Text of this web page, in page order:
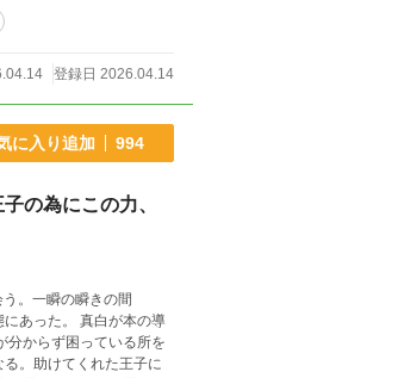
登録日 2026.04.14
に入り追加 994
の為にこの力、
。一瞬の瞬きの間
あった。 真白が本の導
分からず困っている所を
。助けてくれた王子に